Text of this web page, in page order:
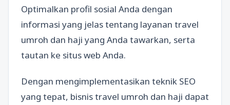
Optimalkan profil sosial Anda dengan
informasi yang jelas tentang layanan travel
umroh dan haji yang Anda tawarkan, serta
tautan ke situs web Anda.
Dengan mengimplementasikan teknik SEO
yang tepat, bisnis travel umroh dan haji dapat